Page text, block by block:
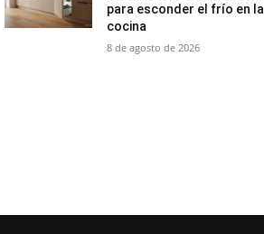
para esconder el frío en la
cocina
8 de agosto de 2026